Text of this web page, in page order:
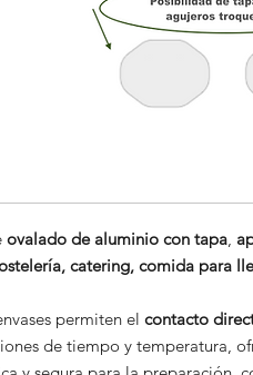
ovalado de aluminio con tapa,
catering, comida para
permiten el contacto
de tiempo y temperatura,